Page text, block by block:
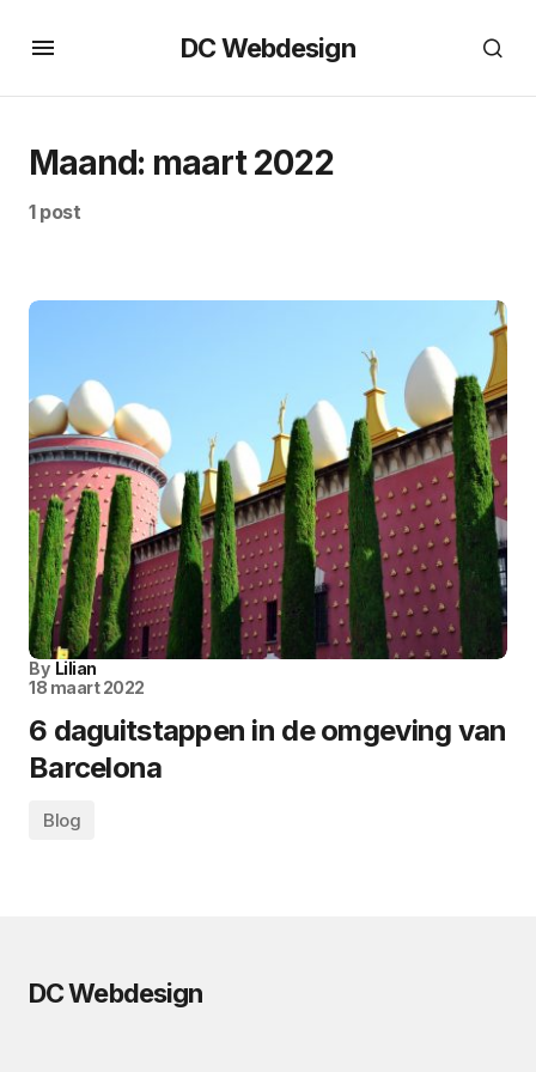
DC Webdesign
Maand: maart 2022
1 post
By Lilian
18 maart 2022
6 daguitstappen in de omgeving van
Barcelona
Blog
DC Webdesign